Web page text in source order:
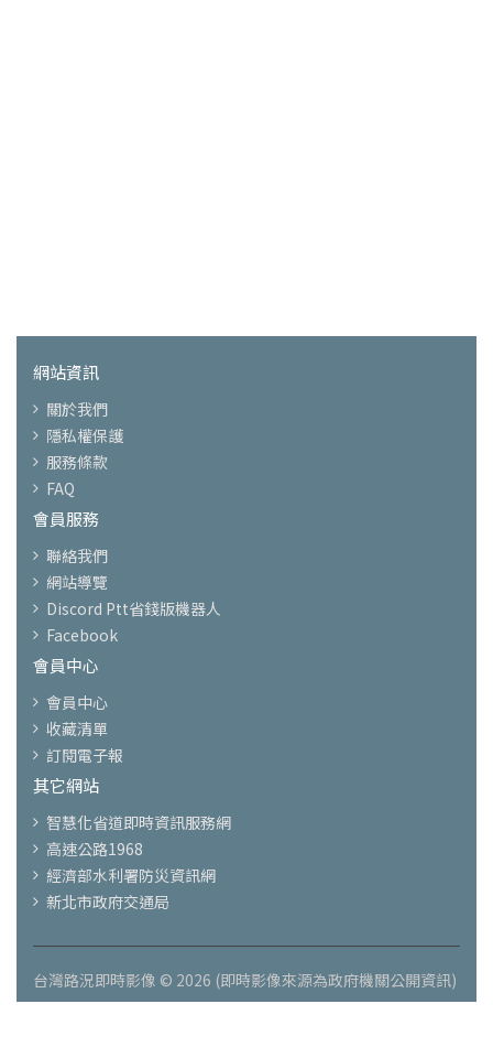
網站資訊
關於我們
隱私權保護
服務條款
FAQ
會員服務
聯絡我們
網站導覽
Discord Ptt省錢版機器人
Facebook
會員中心
會員中心
收藏清單
訂閱電子報
其它網站
智慧化省道即時資訊服務網
高速公路1968
經濟部水利署防災資訊網
新北市政府交通局
台灣路況即時影像 © 2026 (即時影像來源為政府機關公開資訊)